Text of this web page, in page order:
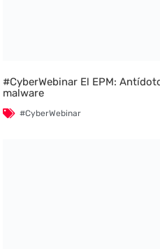
#CyberWebinar El EPM:
malware
#CyberWebinar